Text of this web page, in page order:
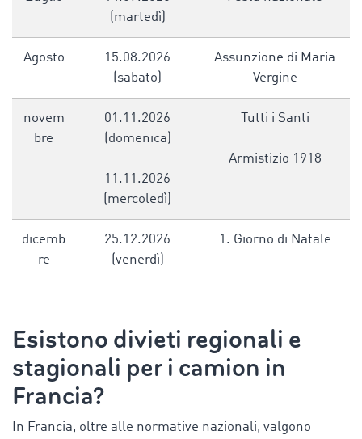
(martedì)
Agosto
15.08.2026
(sabato)
Assunzione di Maria
Vergine
novem
bre
01.11.2026
(domenica)
11.11.2026
(mercoledì)
Tutti i Santi
Armistizio 1918
dicemb
re
25.12.2026
(venerdì)
1. Giorno di Natale
Esistono divieti regionali e
stagionali per i camion in
Francia?
In Francia, oltre alle normative nazionali, valgono